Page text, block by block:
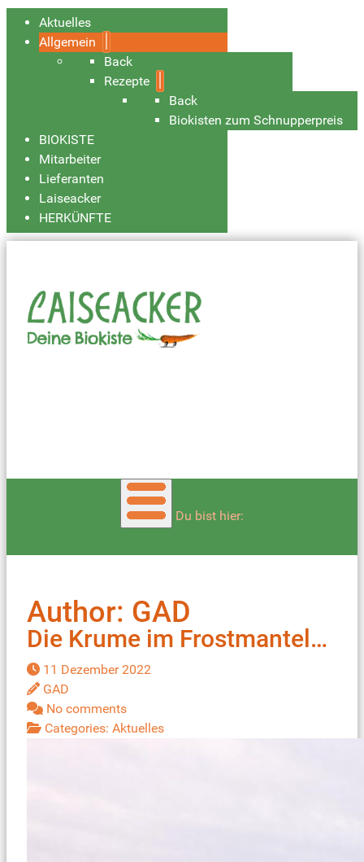
Aktuelles
Allgemein
Back
Rezepte
Back
Biokisten zum Schnupperpreis
BIOKISTE
Mitarbeiter
Lieferanten
Laiseacker
HERKÜNFTE
Du bist hier:
Author: GAD
Die Krume im Frostmantel…
11 Dezember 2022
GAD
No comments
Categories: Aktuelles